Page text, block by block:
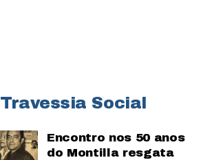
Travessia Social
Encontro nos 50 anos
do Montilla resgata